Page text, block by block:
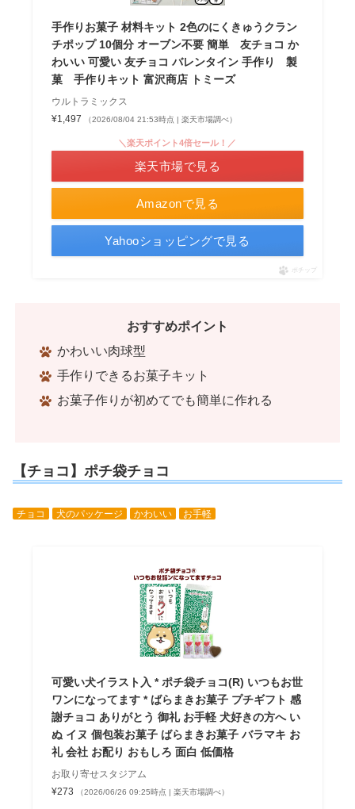
手作りお菓子 材料キット 2色のにくきゅうクラン
チポップ 10個分 オーブン不要 簡単 友チョコ か
わいい 可愛い 友チョコ バレンタイン 手作り 製
菓 手作りキット 富沢商店 トミーズ
ウルトラミックス
¥1,497
（2026/08/04 21:53時点 | 楽天市場調べ）
Amazonで見る
＼楽天ポイント4倍セール！／
楽天市場で見る
Yahooショッピングで見る
ポチップ
おすすめポイント
かわいい肉球型
手作りできるお菓子キット
お菓子作りが初めてでも簡単に作れる
【チョコ】ポチ袋チョコ
チョコ 犬のパッケージ かわいい お手軽
可愛い犬イラスト入 * ポチ袋チョコ(R) いつもお世
ワンになってます * ばらまきお菓子 プチギフト 感
謝チョコ ありがとう 御礼 お手軽 犬好きの方へ い
ぬ イヌ 個包装お菓子 ばらまきお菓子 バラマキ お
礼 会社 お配り おもしろ 面白 低価格
お取り寄せスタジアム
¥273
（2026/06/26 09:25時点 | 楽天市場調べ）